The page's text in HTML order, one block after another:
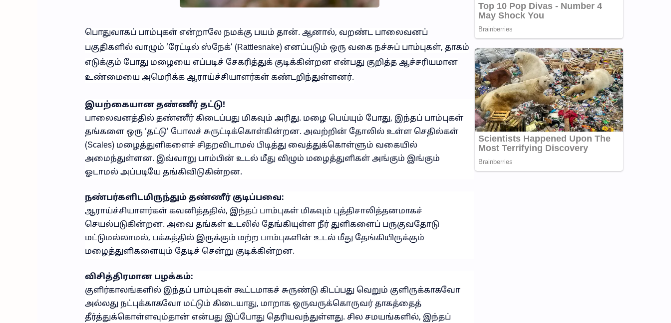
பொதுவாகப் பாம்புகள் என்றாலே நமக்கு பயம் தான். ஆனால், வறண்ட பாலைவனப்
பகுதிகளில் வாழும் ‘ரேட்டில் ஸ்நேக்’ (Rattlesnake) எனப்படும் ஒரு வகை நச்சுப் பாம்புகள், தாகம்
எடுக்கும் போது மழையை எப்படிச் சேகரித்துக் குடிக்கின்றன என்பது குறித்த ஆச்சரியமான
உண்மையை அமெரிக்க ஆராய்ச்சியாளர்கள் கண்டறிந்துள்ளனர்.
இயற்கையான தண்ணீர் தட்டு!
பாலைவனத்தில் தண்ணீர் கிடைப்பது மிகவும் அரிது. மழை பெய்யும் போது, இந்தப் பாம்புகள்
தங்களை ஒரு ‘தட்டு’ போலச் சுருட்டிக்கொள்கின்றன. அவற்றின் தோலில் உள்ள செதில்கள்
(Scales) மழைத்துளிகளைச் சிதறவிடாமல் பிடித்து வைத்துக்கொள்ளும் வகையில்
அமைந்துள்ளன. இவ்வாறு பாம்பின் உடல் மீது விழும் மழைத்துளிகள் அங்கும் இங்கும்
ஓடாமல் அப்படியே தங்கிவிடுகின்றன.
நண்பர்களிடமிருந்தும் தண்ணீர் குடிப்பவை:
ஆராய்ச்சியாளர்கள் கவனித்ததில், இந்தப் பாம்புகள் மிகவும் புத்திசாலித்தனமாகச்
செயல்படுகின்றன. அவை தங்கள் உடலில் தேங்கியுள்ள நீர் துளிகளைப் பருகுவதோடு
மட்டுமல்லாமல், பக்கத்தில் இருக்கும் மற்ற பாம்புகளின் உடல் மீது தேங்கியிருக்கும்
மழைத்துளிகளையும் தேடிச் சென்று குடிக்கின்றன.
விசித்திரமான பழக்கம்:
குளிர்காலங்களில் இந்தப் பாம்புகள் கூட்டமாகச் சுருண்டு கிடப்பது வெறும் குளிருக்காகவோ
அல்லது நட்புக்காகவோ மட்டும் கிடையாது, மாறாக ஒருவருக்கொருவர் தாகத்தைத்
தீர்த்துக்கொள்ளவும்தான் என்பது இப்போது தெரியவந்துள்ளது. சில சமயங்களில், இந்தப்